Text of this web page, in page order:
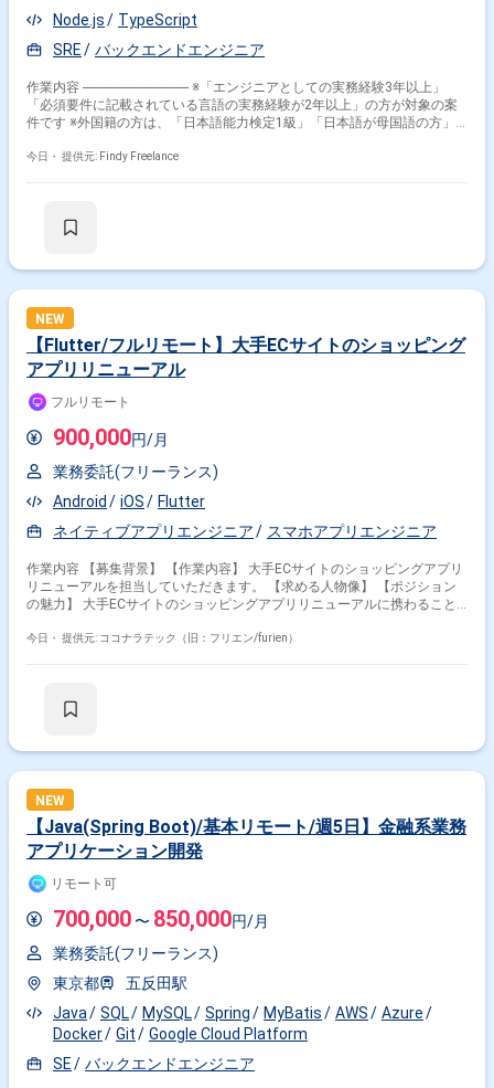
Node.js
TypeScript
SRE
バックエンドエンジニア
作業内容 -------------------------------- ※「エンジニアとしての実務経験3年以上」
「必須要件に記載されている言語の実務経験が2年以上」の方が対象の案
件です ※外国籍の方は、「日本語能力検定1級」「日本語が母国語の方」
稼働が前提となります。 ※すでにFindy Freelanceで担当がついている方
モーテム作成、再発防止策の実装） - 運用の標準化および自動化（デプロ
今日・ 提供元: Findy Freelance
NEW
【Flutter/フルリモート】大手ECサイトのショッピング
アプリリニューアル
フルリモート
900,000円/月
業務委託(フリーランス)
Android
iOS
Flutter
ネイティブアプリエンジニア
スマホアプリエンジニア
作業内容 【募集背景】 【作業内容】 大手ECサイトのショッピングアプリ
リニューアルを担当していただきます。 【求める人物像】 【ポジション
の魅力】 大手ECサイトのショッピングアプリリニューアルに携わること
今日・ 提供元: ココナラテック（旧：フリエン/furien）
NEW
【Java(Spring Boot)/基本リモート/週5日】金融系業務
アプリケーション開発
リモート可
700,000 〜 850,000円/月
業務委託(フリーランス)
東京都
五反田駅
Java
SQL MySQL Spring MyBatis AWS
Azure
Docker
Git
Google Cloud Platform
SE
バックエンドエンジニア